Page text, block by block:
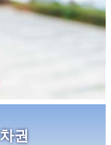
권